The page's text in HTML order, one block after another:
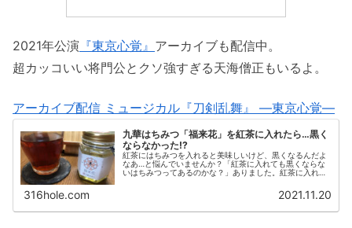
2021年公演 『東京心覚』 アーカイブも配信中。
超カッコいい将門公とクソ強すぎる天海僧正もいるよ。
アーカイブ配信 ミュージカル『刀剣乱舞』 ―東京心覚―
九華はちみつ「福来花」を紅茶に入れたら…黒く
ならなかった!?
紅茶にはちみつを入れると美味しいけど、黒くなるんだよ
なあ…と悩んでいませんか？「紅茶に入れても黒くならな
いはちみつってあるのかな？」ありました。紅茶に入れて
316hole.com 2021.11.20